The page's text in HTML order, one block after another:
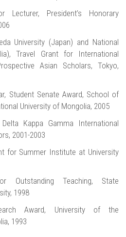
Lecturer, President’s Honorary
University (Japan) and National
Travel Grant for International
Asian Scholars, Tokyo,
Student Senate Award, School of
University of Mongolia, 2005
Kappa Gamma International
2001-2003
for Summer Institute at University
Outstanding Teaching, State
1998
Award, University of the
1993